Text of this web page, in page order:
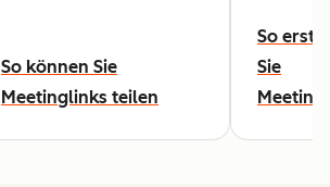
So können Sie
Meetinglinks teilen
So
Sie